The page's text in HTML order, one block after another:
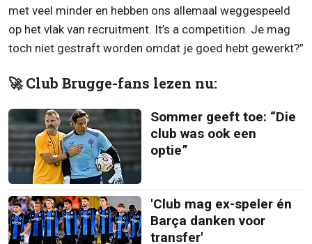
met veel minder en hebben ons allemaal weggespeeld
op het vlak van recruitment. It’s a competition. Je mag
toch niet gestraft worden omdat je goed hebt gewerkt?”
🚀 Club Brugge-fans lezen nu:
Sommer geeft toe: “Die
club was ook een
optie”
'Club mag ex-speler én
Barça danken voor
transfer'